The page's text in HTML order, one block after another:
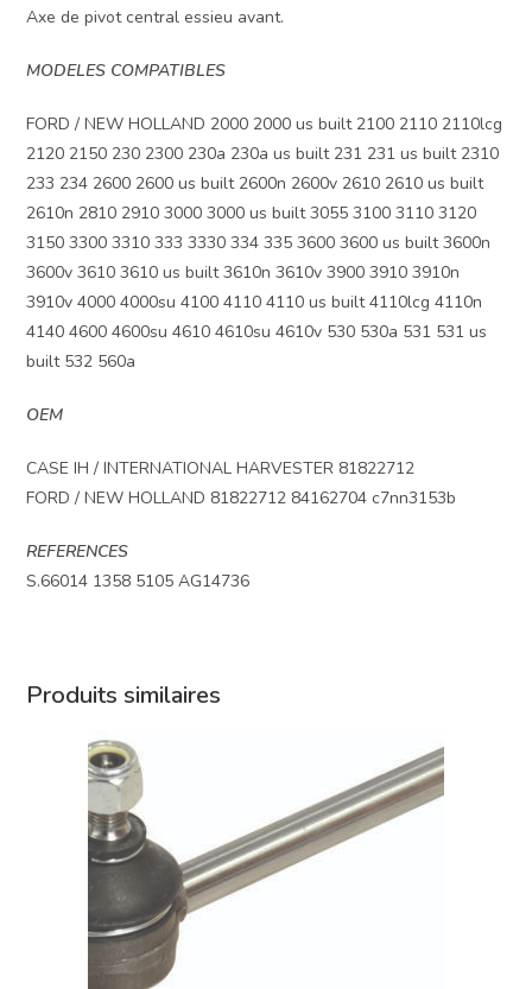
Axe de pivot central essieu avant.
MODELES COMPATIBLES
FORD / NEW HOLLAND 2000 2000 us built 2100 2110 2110lcg
2120 2150 230 2300 230a 230a us built 231 231 us built 2310
233 234 2600 2600 us built 2600n 2600v 2610 2610 us built
2610n 2810 2910 3000 3000 us built 3055 3100 3110 3120
3150 3300 3310 333 3330 334 335 3600 3600 us built 3600n
3600v 3610 3610 us built 3610n 3610v 3900 3910 3910n
3910v 4000 4000su 4100 4110 4110 us built 4110lcg 4110n
4140 4600 4600su 4610 4610su 4610v 530 530a 531 531 us
built 532 560a
OEM
CASE IH / INTERNATIONAL HARVESTER 81822712
FORD / NEW HOLLAND 81822712 84162704 c7nn3153b
REFERENCES
S.66014 1358 5105 AG14736
Produits similaires